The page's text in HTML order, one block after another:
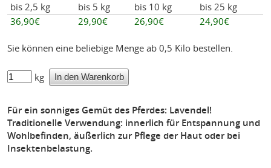
bis 2,5 kg
bis 5 kg bis 10 kg
bis 25 kg
36,90€
29,90€ 26,90€ 24,90€
Sie können eine beliebige Menge ab 0,5 Kilo bestellen.
kg
Für ein sonniges Gemüt des Pferdes: Lavendel!
Traditionelle Verwendung: innerlich für Entspannung und
Wohlbefinden, äußerlich zur Pflege der Haut oder bei
Insektenbelastung.